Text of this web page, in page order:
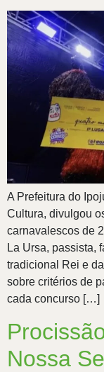
A Prefeitura do
Cultura, divulgou
carnavalescos de
La Ursa, passista,
tradicional Rei e
sobre critérios de
cada concurso […]
Nossa